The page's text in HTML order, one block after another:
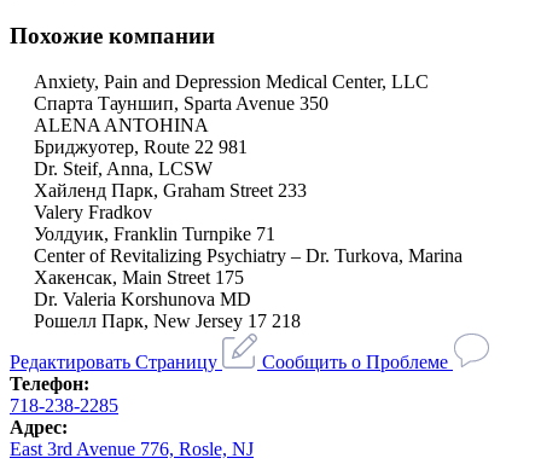
Похожие компании
Anxiety, Pain and Depression Medical Center, LLC
Спарта Тауншип, Sparta Avenue 350
ALENA ANTOHINA
Бриджуотер, Route 22 981
Dr. Steif, Anna, LCSW
Хайленд Парк, Graham Street 233
Valery Fradkov
Уолдуик, Franklin Turnpike 71
Center of Revitalizing Psychiatry – Dr. Turkova, Marina
Хакенсак, Main Street 175
Dr. Valeria Korshunova MD
Рошелл Парк, New Jersey 17 218
Редактировать Страницу
Сообщить о Проблеме
Телефон:
718-238-2285
Адрес:
East 3rd Avenue 776, Rosle, NJ